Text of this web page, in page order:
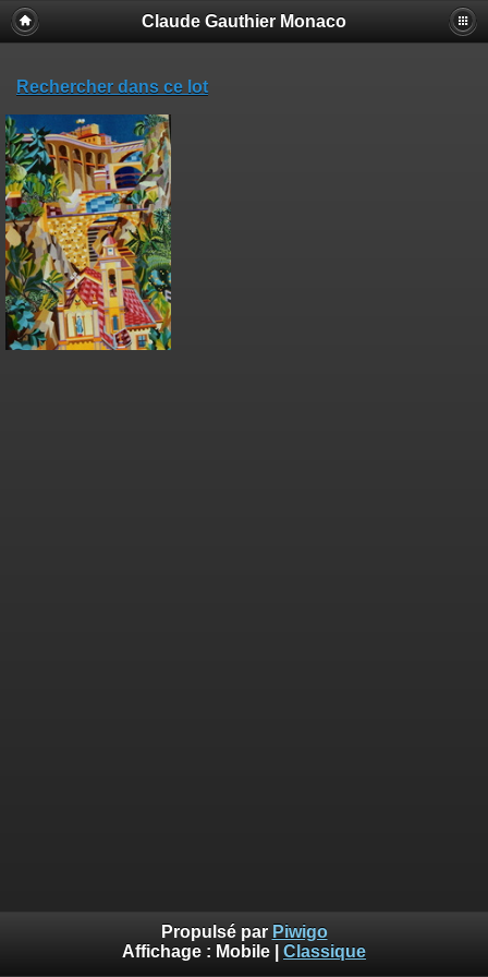
Claude Gauthier Monaco
Rechercher dans ce lot
Propulsé par Piwigo
Affichage : Mobile Classique